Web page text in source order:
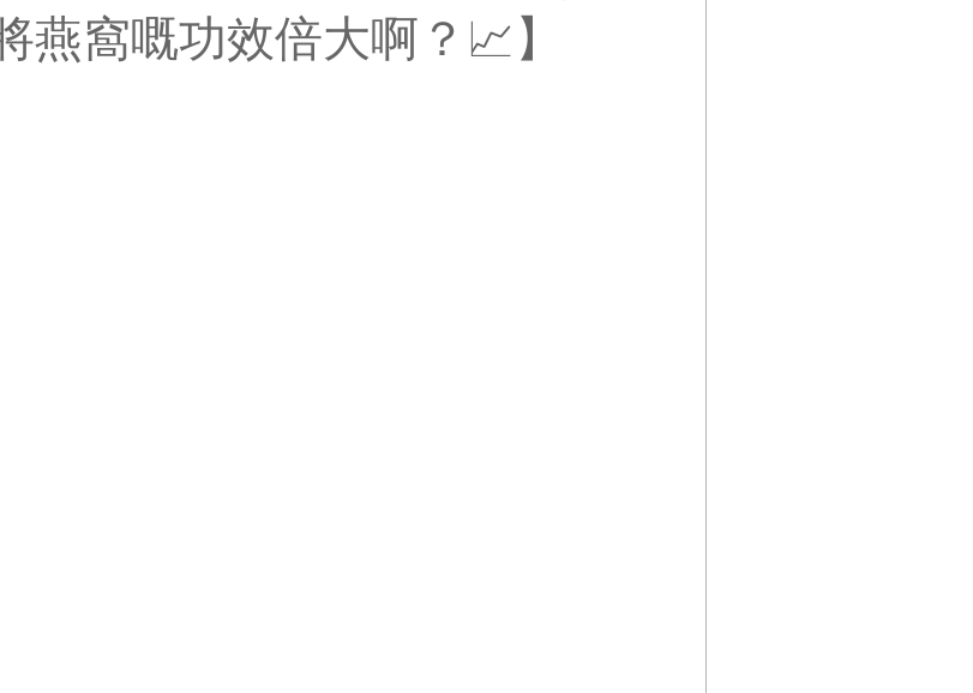
燕窩嘅功效倍大啊？📈】